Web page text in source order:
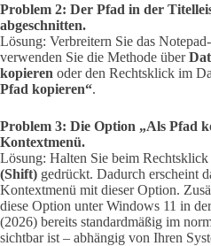
Problem 2: Der Pfad in der
abgeschnitten.
Lösung: Verbreitern Sie das
verwenden Sie die Methode über
kopieren oder den Rechtsklick im
Pfad kopieren“.
Problem 3: Die Option „Als Pfad
Kontextmenü.
Lösung: Halten Sie beim Rechtsklick
(Shift) gedrückt. Dadurch erscheint
Kontextmenü mit dieser Option.
diese Option unter Windows 11 in
(2026) bereits standardmäßig im
sichtbar ist – abhängig von Ihren